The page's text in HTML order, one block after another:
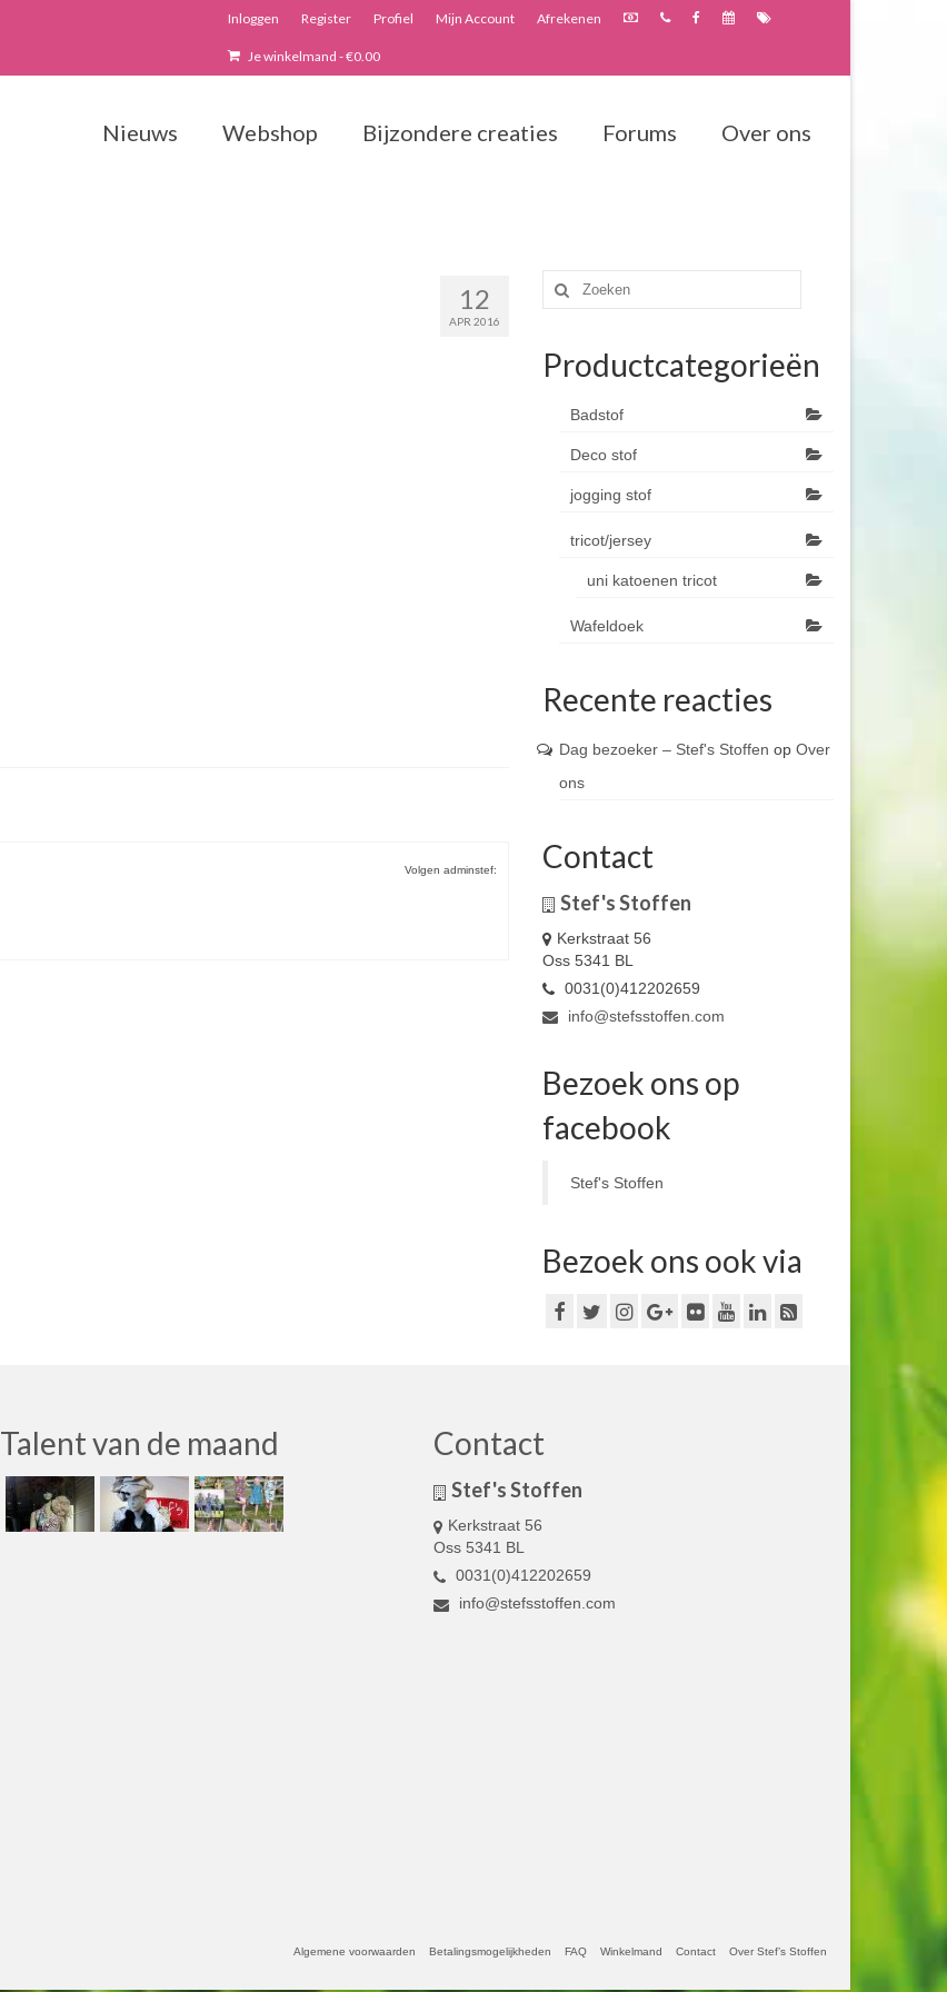
Inloggen Register Profiel Mijn Account Afrekenen
Je winkelmand -€0.00
Nieuws Webshop Bijzondere creaties Forums Over ons
12
APR 2016
Volgen adminstef:
Zoeken
naar:
Productcategorieën
Badstof
Deco stof
jogging stof
tricot/jersey
uni katoenen tricot
Wafeldoek
Recente reacties
Dag bezoeker – Stef's Stoffen op Over
ons
Contact
Stef's Stoffen
Kerkstraat 56
Oss 5341 BL
0031(0)412202659
info@stefsstoffen.com
Bezoek ons op
facebook
Stef's Stoffen
Bezoek ons ook via
Talent van de maand Contact
Stef's Stoffen
Kerkstraat 56
Oss 5341 BL
0031(0)412202659
info@stefsstoffen.com
Algemene voorwaarden Betalingsmogelijkheden FAQ Winkelmand Contact Over Stef’s Stoffen